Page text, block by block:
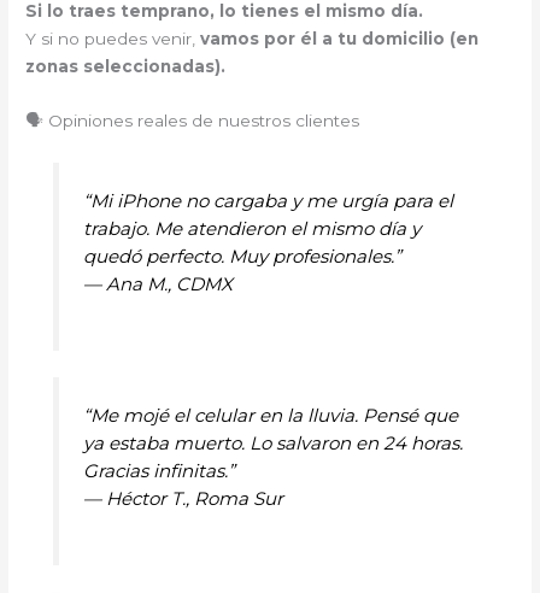
Si lo traes temprano, lo tienes el mismo día.
Y si no puedes venir,vamos por él a tu domicilio (en
zonas seleccionadas).
🗣️ Opiniones reales de nuestros clientes
“Mi iPhone no cargaba y me urgía para el
trabajo. Me atendieron el mismo día y
quedó perfecto. Muy profesionales.”
— Ana M., CDMX
“Me mojé el celular en la lluvia. Pensé que
ya estaba muerto. Lo salvaron en 24 horas.
Gracias infinitas.”
— Héctor T., Roma Sur